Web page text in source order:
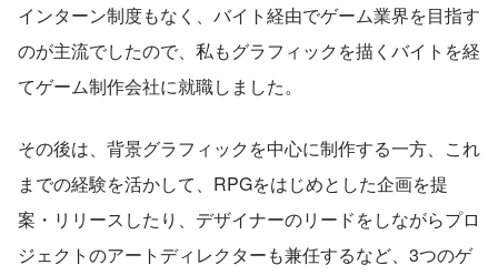
インターン制度もなく、バイト経由でゲーム業界を目指す
のが主流でしたので、私もグラフィックを描くバイトを経
てゲーム制作会社に就職しました。
その後は、背景グラフィックを中心に制作する一方、これ
までの経験を活かして、RPGをはじめとした企画を提
案・リリースしたり、デザイナーのリードをしながらプロ
ジェクトのアートディレクターも兼任するなど、3つのゲ